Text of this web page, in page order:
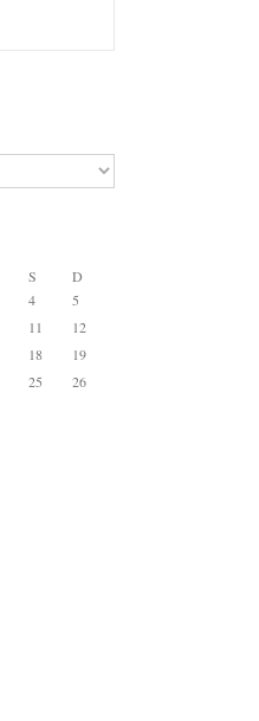
S
D
4
5
11
12
18
19
25
26